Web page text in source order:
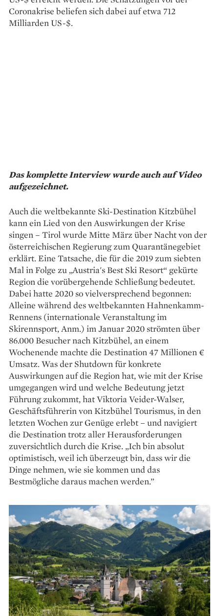
Coronakrise beliefen sich dabei auf etwa 712
Milliarden US-$.
Das komplette Interview wurde auch auf Video
aufgezeichnet.
Auch die weltbekannte Ski-Destination Kitzbühel
kann ein Lied von den Auswirkungen der Krise
singen – Tirol wurde Mitte März über Nacht von der
österreichischen Regierung zum Quarantänegebiet
erklärt. Eine Tatsache, die für die 2019 zum siebten
Mal in Folge zu „Austria's Best Ski Resort“ gekürte
Region die vorübergehende Schließung bedeutet.
Dabei hatte 2020 so vielversprechend begonnen:
Alleine während des weltbekannten Hahnenkamm-
Rennens (internationale Veranstaltung im
Skirennsport, Anm.) im Januar 2020 strömten über
86.000 Besucher nach Kitzbühel, an einem
Wochenende machte die Destination 47 Millionen €
Umsatz. Was der Shutdown für konkrete
Auswirkungen auf die Region hat, wie mit der Krise
umgegangen wird und welche Bedeutung jetzt
Führung zukommt, hat Viktoria Veider-Walser,
Geschäftsführerin von Kitzbühel Tourismus, in den
letzten Wochen zur Genüge erlebt – und navigiert
die Destination trotz aller Herausforderungen
zuversichtlich durch die Krise. „Ich bin absolut
optimistisch, weil ich überzeugt bin, dass wir die
Dinge nehmen, wie sie kommen und das
Bestmögliche daraus machen werden.”